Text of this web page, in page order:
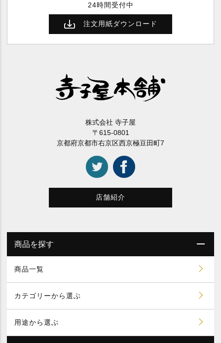
24時間受付中
注文用紙ダウンロード
株式会社 寺子屋
〒615-0801
京都府京都市右京区西京極豆田町7
店舗紹介
商品を探す
商品一覧
カテゴリーから選ぶ
用途から選ぶ